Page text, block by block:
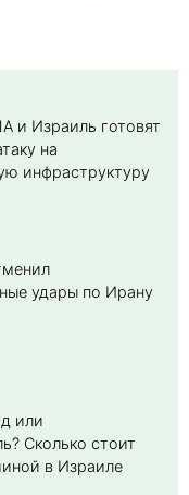
и Израиль готовят
на
инфраструктуру
удары по Ирану
или
Cколько стоит
в Израиле